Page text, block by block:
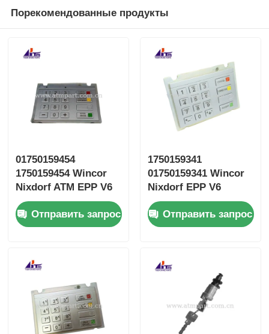
Порекомендованные продукты
01750159454
1750159454 Wincor
Nixdorf ATM EPP V6
Русская клавиатура
Отправить запрос
1750159341
01750159341 Wincor
Nixdorf EPP V6
Английский
клавиатура EPPV6
Отправить запрос